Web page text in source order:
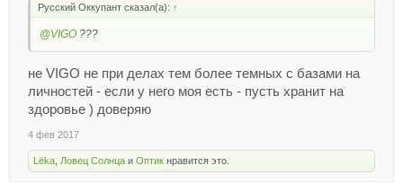
Русский Оккупант сказал(а): ↑
@VIGO ???
не VIGO не при делах тем более темных с базами на
личностей - если у него моя есть - пусть хранит на
здоровье ) доверяю
4 фев 2017
Lёka Ловец Солнца и Оптик нравится это.